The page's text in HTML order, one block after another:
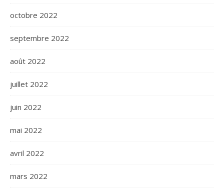
octobre 2022
septembre 2022
août 2022
juillet 2022
juin 2022
mai 2022
avril 2022
mars 2022